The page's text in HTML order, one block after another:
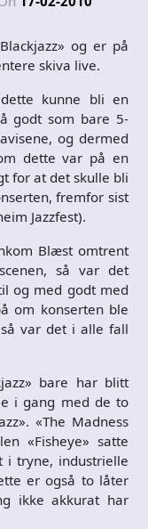
og er på
skiva live.
kunne bli en
godt som bare 5-
og dermed
dette var på en
for at det skulle bli
fremfor sist
Jazzfest).
Blæst omtrent
så var det
og med godt med
om konserten ble
var det i alle fall
bare har blitt
i gang med de to
«The Madness
«Fisheye» satte
i tryne, industrielle
er også to låter
ikke akkurat har